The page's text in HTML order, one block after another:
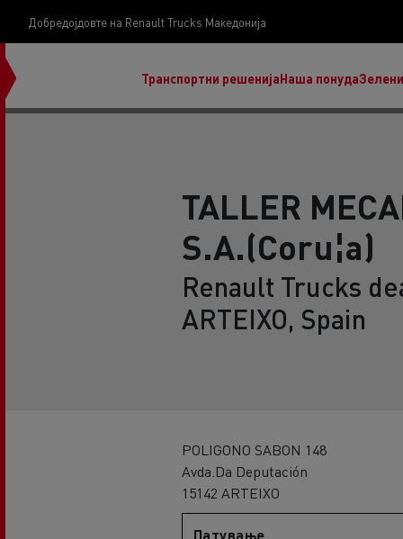
Добредојдовте на Renault Trucks Македонија
Транспортни решенијаНаша понуда
D Wide E-Tech
нашата визија
TALLER
S.A.(Coru¦a)
Renault Trucks
ARTEIXO, Spain
POLIGONO SABON 148
Avda.Da Deputación
15142 ARTEIXO
Патување